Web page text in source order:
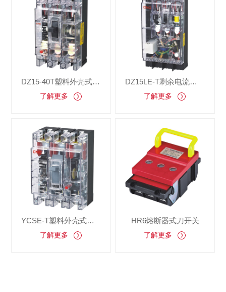
DZ15-40T塑料外壳式断路器
了解更多
DZ15LE-T剩余电流动作断路器
了解更多
YCSE-T塑料外壳式断路器
了解更多
HR6熔断器式刀开关
了解更多